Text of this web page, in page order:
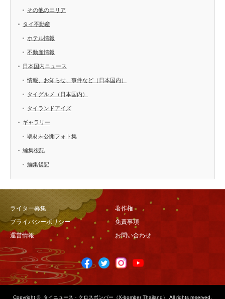
その他のエリア
タイ不動産
ホテル情報
不動産情報
日本国内ニュース
情報、お知らせ、事件など（日本国内）
タイグルメ（日本国内）
タイランドアイズ
ギャラリー
取材未公開フォト集
編集後記
編集後記
ライター募集
著作権
プライバシーポリシー
免責事項
運営情報
お問い合わせ
Copyright © タイニュース・クロスボンバー（X-bomber Thailand） All rights reserved.